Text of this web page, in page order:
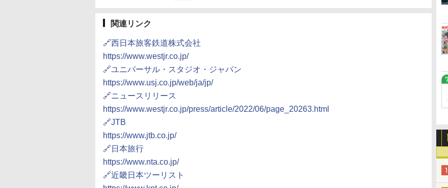
関連リンク
🔗西日本旅客鉄道株式会社
https://www.westjr.co.jp/
🔗ユニバーサル・スタジオ・ジャパン
https://www.usj.co.jp/web/ja/jp/
🔗ニュースリリース
https://www.westjr.co.jp/press/article/2022/06/page_20263.html
🔗JTB
https://www.jtb.co.jp/
🔗日本旅行
https://www.nta.co.jp/
🔗近畿日本ツーリスト